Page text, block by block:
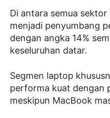
Di antara semua
menjadi penyumbang
dengan angka 14%
keseluruhan datar.
Segmen laptop
performa kuat dengan
meskipun MacBook